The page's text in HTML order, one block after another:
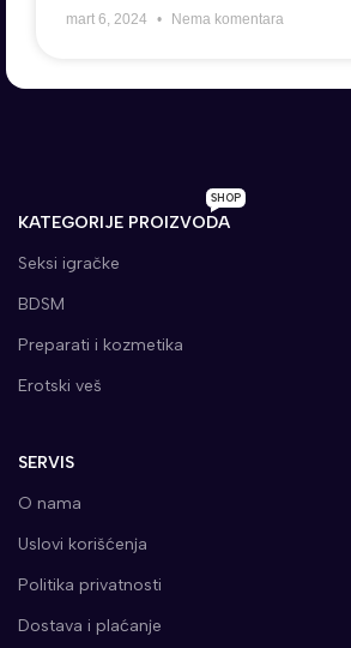
mart 6, 2024 Nema komentara
KATEGORIJE PROIZVODA
SHOP
Seksi igračke
BDSM
Preparati i kozmetika
Erotski veš
SERVIS
O nama
Uslovi korišćenja
Politika privatnosti
Dostava i plaćanje